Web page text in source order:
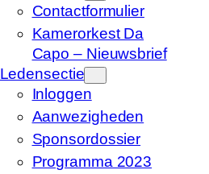
Contactformulier
Kamerorkest Da
Capo – Nieuwsbrief
Ledensectie
Inloggen
Aanwezigheden
Sponsordossier
Programma 2023